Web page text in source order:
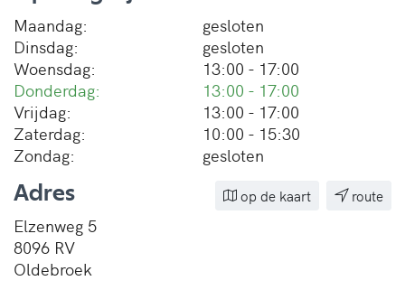
Maandag:
gesloten
Dinsdag:
gesloten
Woensdag:
13:00 - 17:00
Donderdag:
13:00 - 17:00
Vrijdag:
13:00 - 17:00
Zaterdag:
10:00 - 15:30
Zondag:
gesloten
route
op de kaart
Adres
Elzenweg 5
8096 RV
Oldebroek